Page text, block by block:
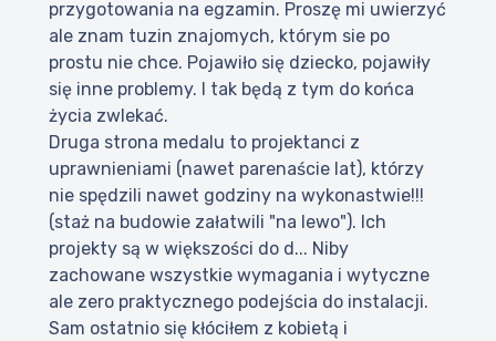
przygotowania na egzamin. Proszę mi uwierzyć
ale znam tuzin znajomych, którym sie po
prostu nie chce. Pojawiło się dziecko, pojawiły
się inne problemy. I tak będą z tym do końca
życia zwlekać.
Druga strona medalu to projektanci z
uprawnieniami (nawet parenaście lat), którzy
nie spędzili nawet godziny na wykonastwie!!!
(staż na budowie załatwili "na lewo"). Ich
projekty są w większości do d... Niby
zachowane wszystkie wymagania i wytyczne
ale zero praktycznego podejścia do instalacji.
Sam ostatnio się kłóciłem z kobietą i